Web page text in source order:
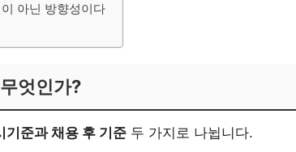
아닌 방향성이다
엇인가?
기준과 채용 후 기준 두 가지로 나뉩니다.